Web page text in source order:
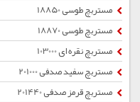
مستربچ طوسی 18850
مستربچ طوسی 18870
مستربچ نقره ای 103000
مستربچ سفید صدفی 201000
مستربچ قرمز صدفی 201440